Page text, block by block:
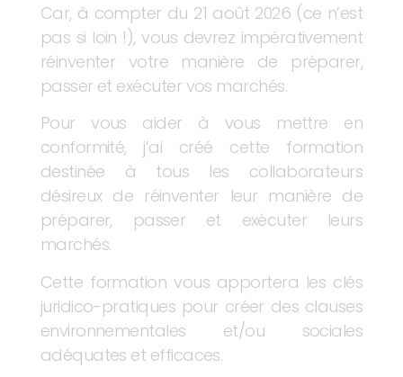
Car, à compter du 21 août 2026 (ce n’est
pas si loin !), vous devrez impérativement
réinventer votre manière de préparer,
passer et exécuter vos marchés.
Pour vous aider à vous mettre en
conformité, j’ai créé cette formation
destinée à tous les collaborateurs
désireux de réinventer leur manière de
préparer, passer et exécuter leurs
marchés.
Cette formation vous apportera les clés
juridico-pratiques pour créer des clauses
environnementales et/ou sociales
adéquates et efficaces.